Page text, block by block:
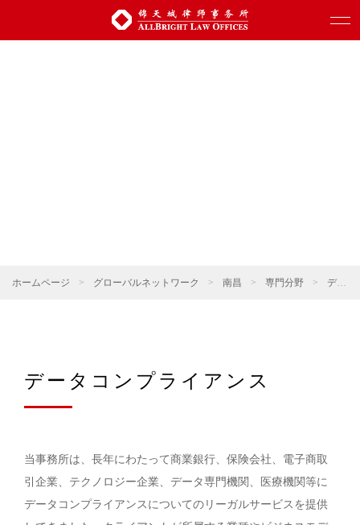
ホームページ > グローバルネットワーク > 南昌 > 専門分野 > デジタル科学技術・人工知能
データコンプライアンス
当事務所は、長年にわたって商業銀行、保険会社、電子商取
引企業、テクノロジー企業、データ専門機関、医療機関等に
データコンプライアンスについてのリーガルサービスを提供